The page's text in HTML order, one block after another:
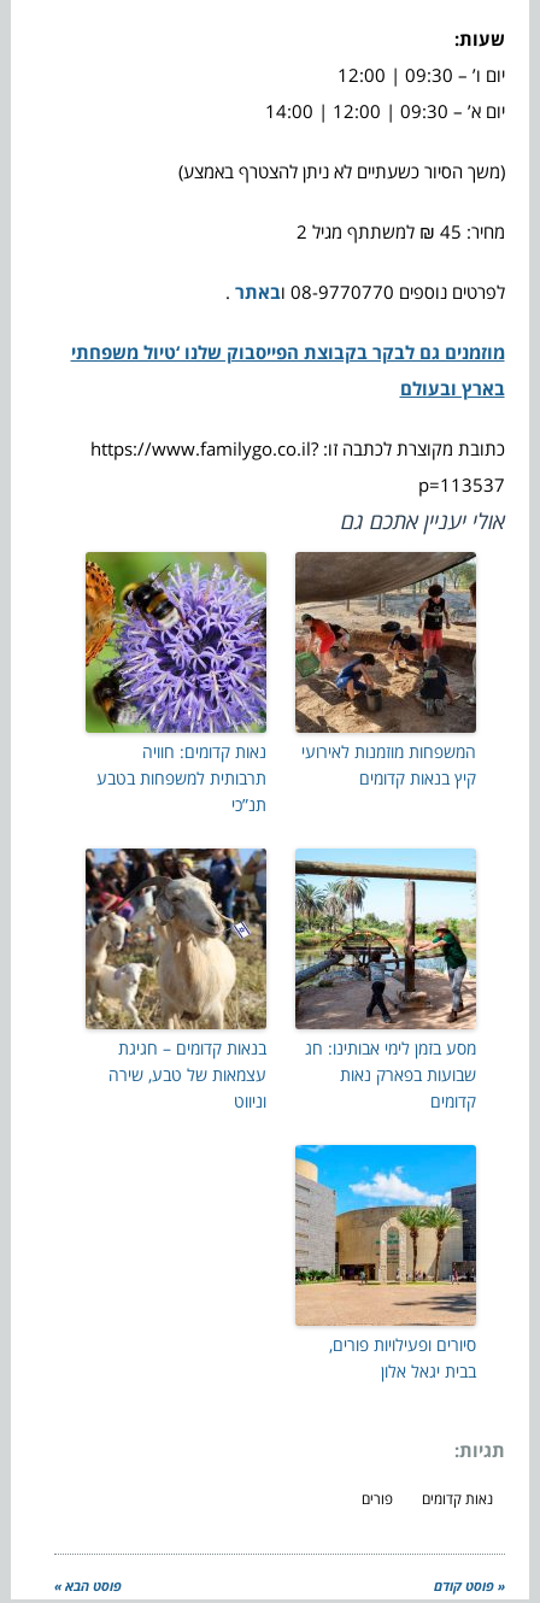
שעות:
יום ו’ – 09:30 | 12:00
יום א’ – 09:30 | 12:00 | 14:00
(משך הסיור כשעתיים לא ניתן להצטרף באמצע)
מחיר: 45 ₪ למשתתף מגיל 2
לפרטים נוספים 08-9770770 ו באתר .
מוזמנים גם לבקר בקבוצת הפייסבוק שלנו ‘טיול משפחתי
בארץ ובעולם
כתובת מקוצרת לכתבה זו: https://www.familygo.co.il?
p=113537
אולי יעניין אתכם גם
המשפחות מוזמנות לאירועי
קיץ בנאות קדומים
נאות קדומים: חוויה
תרבותית למשפחות בטבע
תנ”כי
מסע בזמן לימי אבותינו: חג
שבועות בפארק נאות
קדומים
בנאות קדומים – חגיגת
עצמאות של טבע, שירה
וניווט
סיורים ופעילויות פורים,
בבית יגאל אלון
תגיות:
נאות קדומים פורים
« פוסט קודם פוסט הבא »